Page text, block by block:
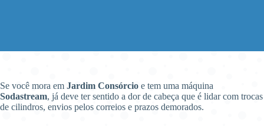
Se você mora em Jardim Consórcio e tem uma máquina
Sodastream, já deve ter sentido a dor de cabeça que é lidar com trocas
de cilindros, envios pelos correios e prazos demorados.